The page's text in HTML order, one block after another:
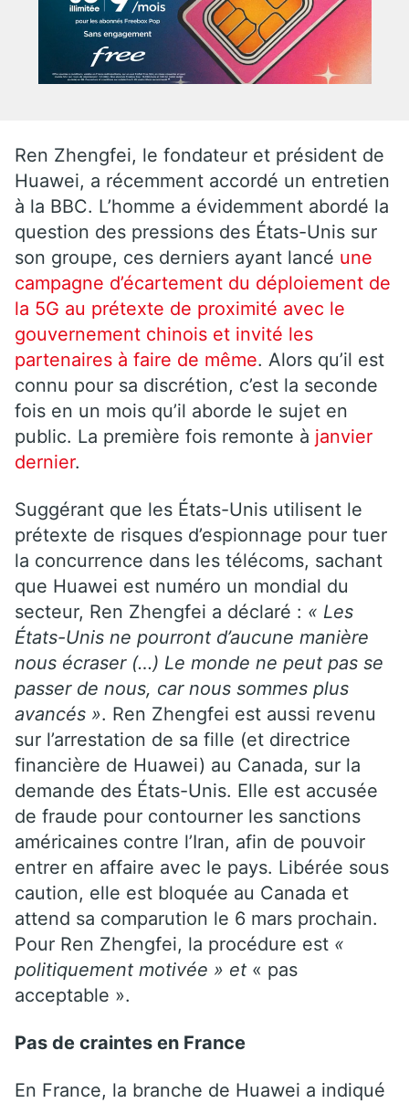
Ren Zhengfei, le fondateur et président de
Huawei, a récemment accordé un entretien
à la BBC. L’homme a évidemment abordé la
question des pressions des États-Unis sur
son groupe, ces derniers ayant lancé une
campagne d’écartement du déploiement de
la 5G au prétexte de proximité avec le
gouvernement chinois et invité les
partenaires à faire de même. Alors qu’il est
connu pour sa discrétion, c’est la seconde
fois en un mois qu’il aborde le sujet en
public. La première fois remonte à janvier
dernier.
Suggérant que les États-Unis utilisent le
prétexte de risques d’espionnage pour tuer
la concurrence dans les télécoms, sachant
que Huawei est numéro un mondial du
secteur, Ren Zhengfei a déclaré : « Les
États-Unis ne pourront d’aucune manière
nous écraser (…) Le monde ne peut pas se
passer de nous, car nous sommes plus
avancés ». Ren Zhengfei est aussi revenu
sur l’arrestation de sa fille (et directrice
financière de Huawei) au Canada, sur la
demande des États-Unis. Elle est accusée
de fraude pour contourner les sanctions
américaines contre l’Iran, afin de pouvoir
entrer en affaire avec le pays. Libérée sous
caution, elle est bloquée au Canada et
attend sa comparution le 6 mars prochain.
Pour Ren Zhengfei, la procédure est «
politiquement motivée » et « pas
acceptable ».
Pas de craintes en France
En France, la branche de Huawei a indiqué